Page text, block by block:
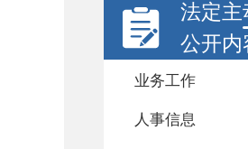
法定主
公开内
业务工作
人事信息